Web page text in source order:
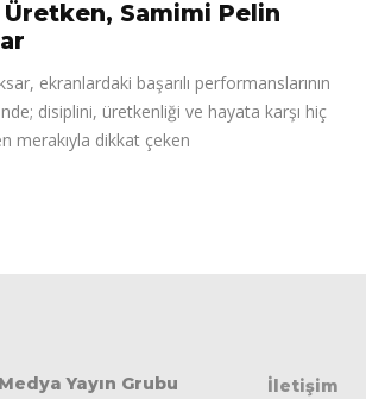
Samimi Pelin
ekranlardaki başarılı performanslarının
disiplini, üretkenliği ve hayata karşı hiç
merakıyla dikkat çeken
Yayın Grubu
İletişim